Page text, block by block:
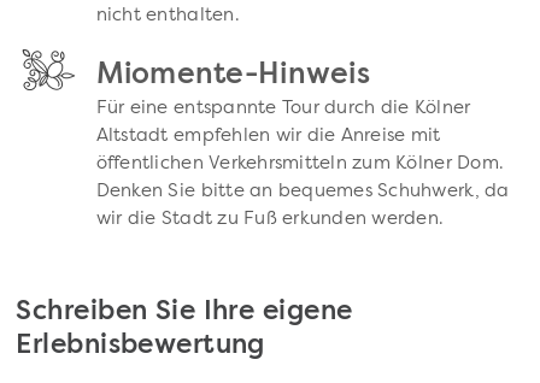
nicht enthalten.
Miomente-Hinweis
Für eine entspannte Tour durch die Kölner
Altstadt empfehlen wir die Anreise mit
öffentlichen Verkehrsmitteln zum Kölner Dom.
Denken Sie bitte an bequemes Schuhwerk, da
wir die Stadt zu Fuß erkunden werden.
Schreiben Sie Ihre eigene
Erlebnisbewertung